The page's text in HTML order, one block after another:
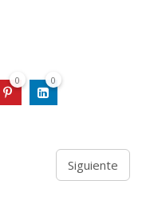
0 0
Siguiente